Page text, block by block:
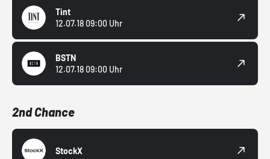
Tint
12.07.18 09:00 Uhr
BSTN
12.07.18 09:00 Uhr
2nd Chance
StockX